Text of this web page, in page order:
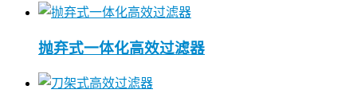
抛弃式一体化高效过滤器